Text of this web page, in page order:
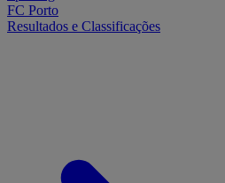
FC Porto
Resultados e Classificações